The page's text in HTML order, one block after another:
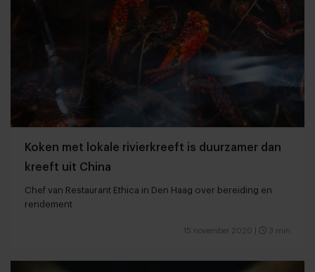
Koken met lokale rivierkreeft is duurzamer dan
kreeft uit China
Chef van Restaurant Ethica in Den Haag over bereiding en
rendement
15 november 2020 3 min